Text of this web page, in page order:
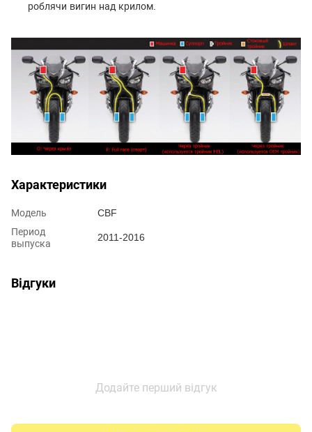
роблячи вигин над крилом.
Характеристики
Модель
CBF
Период
выпуска
2011-2016
Відгуки
Додайте перший відгук